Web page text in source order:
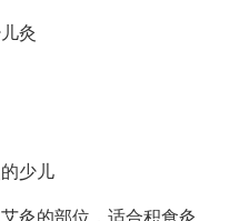
灸
少儿